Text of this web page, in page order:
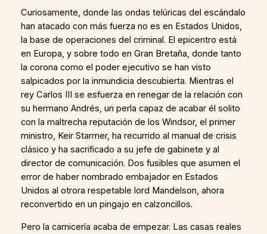
Curiosamente, donde las ondas telúricas del escándalo
han atacado con más fuerza no es en Estados Unidos,
la base de operaciones del criminal. El epicentro está
en Europa, y sobre todo en Gran Bretaña, donde tanto
la corona como el poder ejecutivo se han visto
salpicados por la inmundicia descubierta. Mientras el
rey Carlos III se esfuerza en renegar de la relación con
su hermano Andrés, un perla capaz de acabar él solito
con la maltrecha reputación de los Windsor, el primer
ministro, Keir Starmer, ha recurrido al manual de crisis
clásico y ha sacrificado a su jefe de gabinete y al
director de comunicación. Dos fusibles que asumen el
error de haber nombrado embajador en Estados
Unidos al otrora respetable lord Mandelson, ahora
reconvertido en un pingajo en calzoncillos.
Pero la carnicería acaba de empezar. Las casas reales